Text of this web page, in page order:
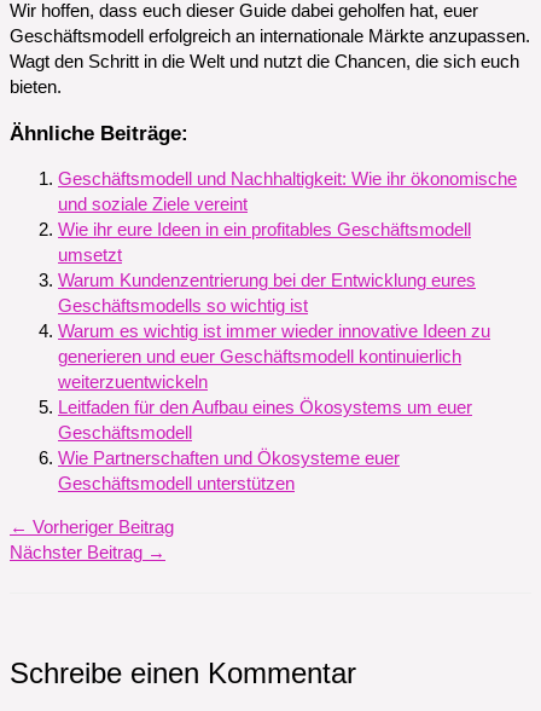
Wir hoffen, dass euch dieser Guide dabei geholfen hat, euer
Geschäftsmodell erfolgreich an internationale Märkte anzupassen.
Wagt den Schritt in die Welt und nutzt die Chancen, die sich euch
bieten.
Ähnliche Beiträge:
Geschäftsmodell und Nachhaltigkeit: Wie ihr ökonomische
und soziale Ziele vereint
Wie ihr eure Ideen in ein profitables Geschäftsmodell
umsetzt
Warum Kundenzentrierung bei der Entwicklung eures
Geschäftsmodells so wichtig ist
Warum es wichtig ist immer wieder innovative Ideen zu
generieren und euer Geschäftsmodell kontinuierlich
weiterzuentwickeln
Leitfaden für den Aufbau eines Ökosystems um euer
Geschäftsmodell
Wie Partnerschaften und Ökosysteme euer
Geschäftsmodell unterstützen
← Vorheriger Beitrag
Nächster Beitrag →
Schreibe einen Kommentar